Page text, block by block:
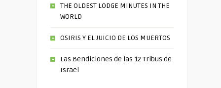
THE OLDEST LODGE MINUTES IN THE
WORLD
OSIRIS Y EL JUICIO DE LOS MUERTOS
Las Bendiciones de las 12 Tribus de
Israel